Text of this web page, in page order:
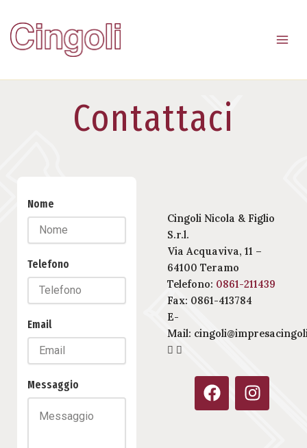
contenuto
Contattaci
Nome
Telefono
Email
Messaggio
Cingoli Nicola & Figlio
S.r.l.
Via Acquaviva, 11 –
64100 Teramo
Telefono: 0861-211439
Fax: 0861-413784
E-
Mail:
F
a
c
I
n
s